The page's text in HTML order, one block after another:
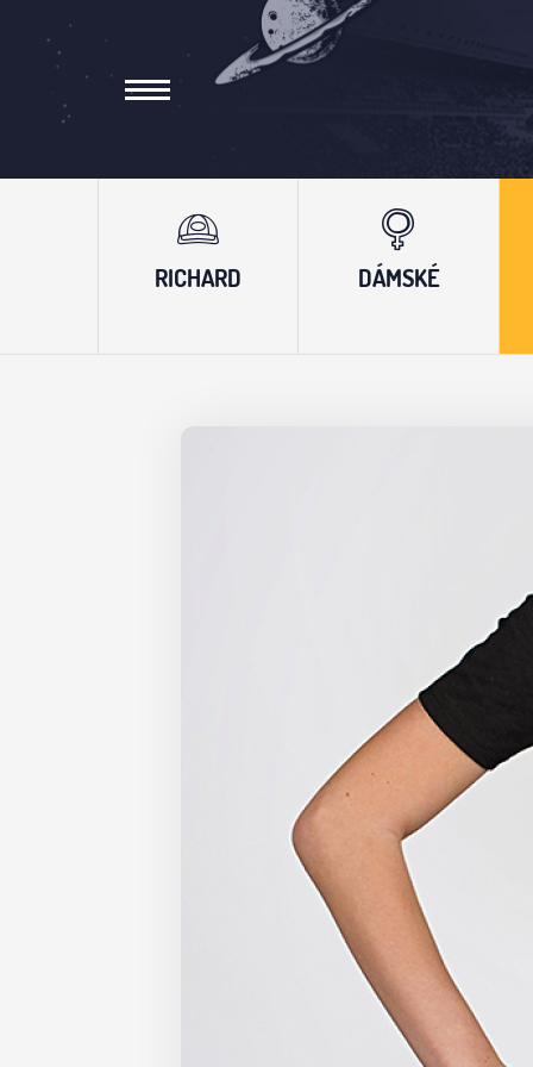
RICHARD DÁMSKÉ